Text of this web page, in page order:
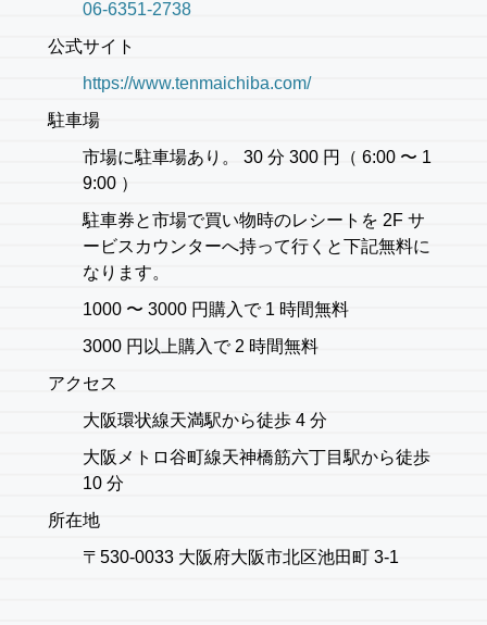
06-6351-2738
公式サイト
https://www.tenmaichiba.com/
駐車場
市場に駐車場あり。 30 分 300 円（ 6:00 〜 1
9:00 ）
駐車券と市場で買い物時のレシートを 2F サ
ービスカウンターへ持って行くと下記無料に
なります。
1000 〜 3000 円購入で 1 時間無料
3000 円以上購入で 2 時間無料
アクセス
大阪環状線天満駅から徒歩 4 分
大阪メトロ谷町線天神橋筋六丁目駅から徒歩
10 分
所在地
〒530-0033 大阪府大阪市北区池田町 3-1